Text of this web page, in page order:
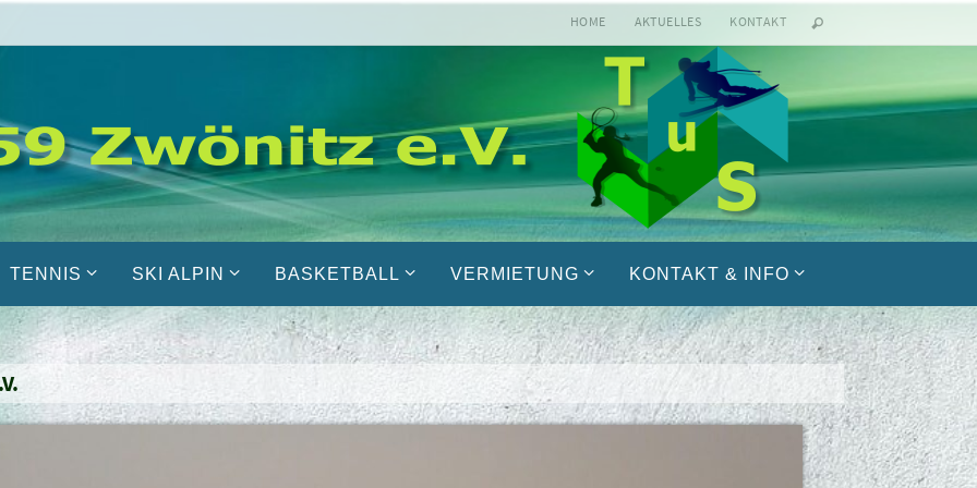
HOME AKTUELLES KONTAKT
TENNIS SKI ALPIN BASKETBALL VERMIETUNG KONTAKT & INFO